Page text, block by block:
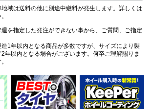
域は送料の他に別途中継料が発生します。詳しくは
を指定した発注ができない事から、ご質問、ご指定
1年以内となる商品が多数ですが、サイズにより製
年以内となる場合がございます。何卒ご理解賜りま